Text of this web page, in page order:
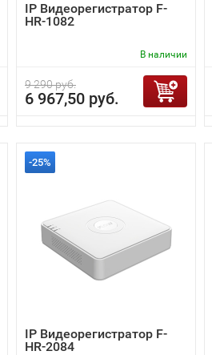
IP Видеорегистратор F-
HR-1082
В наличии
9 290 руб.
6 967,50 руб.
-25%
IP Видеорегистратор F-
HR-2084